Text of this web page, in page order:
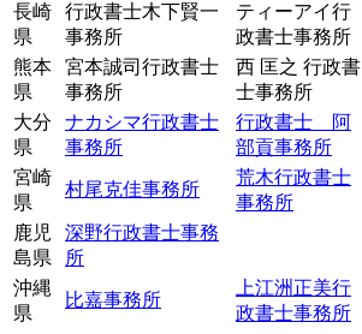
長崎
県
行政書士木下賢一
事務所
ティーアイ行
政書士事務所
熊本
県
宮本誠司行政書士
事務所
西 匡之 行政書
士事務所
大分
県
ナカシマ行政書士
事務所
行政書士 阿
部貢事務所
宮崎
県
村尾克佳事務所
荒木行政書士
事務所
鹿児
島県
深野行政書士事務
所
沖縄
県
比嘉事務所
上江洲正美行
政書士事務所